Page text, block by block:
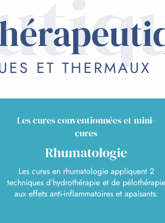
ET THERMAUX
Les cures conventionnées et mini-
cures
Rhumatologie
Les cures en rhumatologie appliquent 2
techniques d’hydrothérapie et de pélothérapie
aux effets anti-inflammatoires et apaisants.